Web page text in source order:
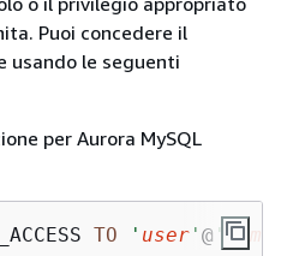
Puoi concedere il
usando le seguenti
per Aurora MySQL
TO ' user ' @ '